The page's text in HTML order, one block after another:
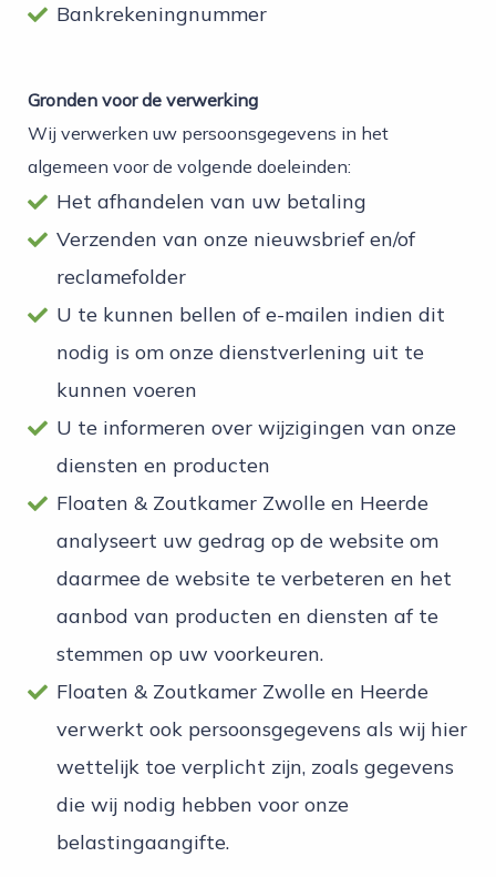
Bankrekeningnummer
Gronden voor de verwerking
Wij verwerken uw persoonsgegevens in het
algemeen voor de volgende doeleinden:
Het afhandelen van uw betaling
Verzenden van onze nieuwsbrief en/of
reclamefolder
U te kunnen bellen of e-mailen indien dit
nodig is om onze dienstverlening uit te
kunnen voeren
U te informeren over wijzigingen van onze
diensten en producten
Floaten & Zoutkamer Zwolle en Heerde
analyseert uw gedrag op de website om
daarmee de website te verbeteren en het
aanbod van producten en diensten af te
stemmen op uw voorkeuren.
Floaten & Zoutkamer Zwolle en Heerde
verwerkt ook persoonsgegevens als wij hier
wettelijk toe verplicht zijn, zoals gegevens
die wij nodig hebben voor onze
belastingaangifte.